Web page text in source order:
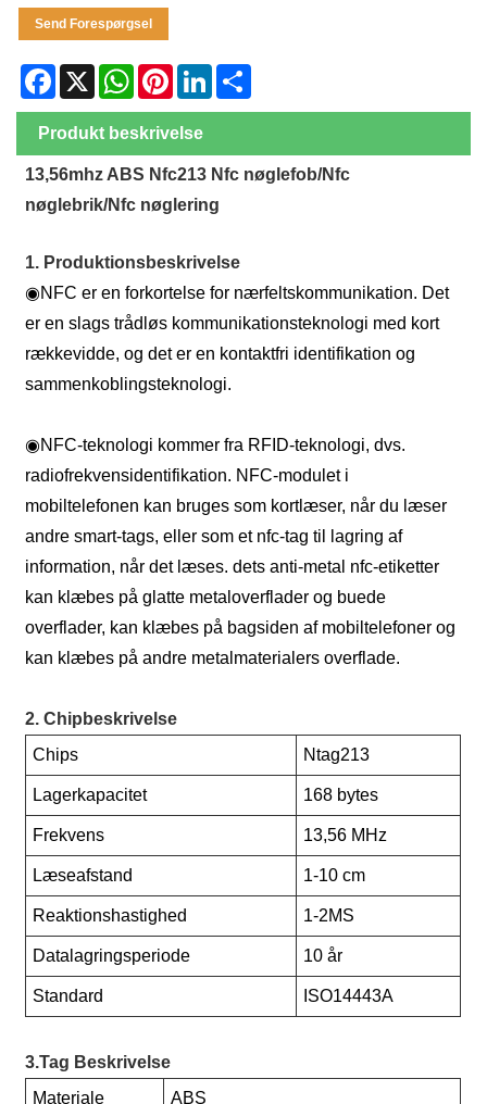
Send Forespørgsel
Facebook
X WhatsApp
PinterestLinkedIn
Produkt beskrivelse
13,56mhz ABS Nfc213 Nfc nøglefob/Nfc
nøglebrik/Nfc nøglering
1. Produktionsbeskrivelse
◉NFC er en forkortelse for nærfeltskommunikation. Det
er en slags trådløs kommunikationsteknologi med kort
rækkevidde, og det er en kontaktfri identifikation og
sammenkoblingsteknologi.
◉NFC-teknologi kommer fra RFID-teknologi, dvs.
radiofrekvensidentifikation. NFC-modulet i
mobiltelefonen kan bruges som kortlæser, når du læser
andre smart-tags, eller som et nfc-tag til lagring af
information, når det læses. dets anti-metal nfc-etiketter
kan klæbes på glatte metaloverflader og buede
overflader, kan klæbes på bagsiden af ​​mobiltelefoner og
kan klæbes på andre metalmaterialers overflade.
2. Chipbeskrivelse
Chips
Ntag213
Lagerkapacitet 168 bytes
Frekvens 13,56 MHz
Læseafstand 1-10 cm
Reaktionshastighed 1-2MS
Datalagringsperiode 10 år
Standard ISO14443A
3.Tag Beskrivelse
Materiale
ABS